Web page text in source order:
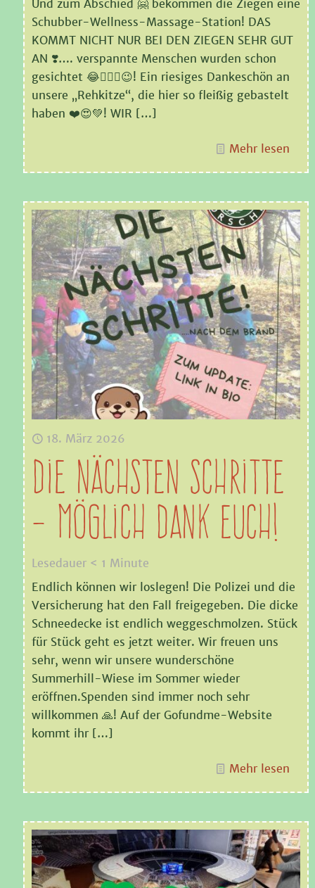
Und zum Abschied 🤗 bekommen die Ziegen eine
Schubber-Wellness-Massage-Station! DAS
KOMMT NICHT NUR BEI DEN ZIEGEN SEHR GUT
AN ❣️…. verspannte Menschen wurden schon
gesichtet 😂💆🏻‍♀️😉! Ein riesiges Dankeschön an
unsere „Rehkitze“, die hier so fleißig gebastelt
haben ❤️😍💚! WIR […]
Mehr lesen
18. März 2026
Die nächsten Schritte
– möglich Dank Euch!
Lesedauer < 1 Minute
Endlich können wir loslegen! Die Polizei und die
Versicherung hat den Fall freigegeben. Die dicke
Schneedecke ist endlich weggeschmolzen. Stück
für Stück geht es jetzt weiter. Wir freuen uns
sehr, wenn wir unsere wunderschöne
Summerhill-Wiese im Sommer wieder
eröffnen.Spenden sind immer noch sehr
willkommen 🙏! Auf der Gofundme-Website
kommt ihr[…]
Mehr lesen